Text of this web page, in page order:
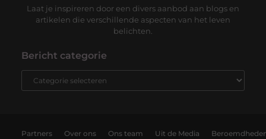
Laat je inspireren door een divers aanbod aan blogs en
artikelen die verschillende aspecten van het leven
belichten.
Bericht categorie
Partners Over ons Ons team Uit de Media